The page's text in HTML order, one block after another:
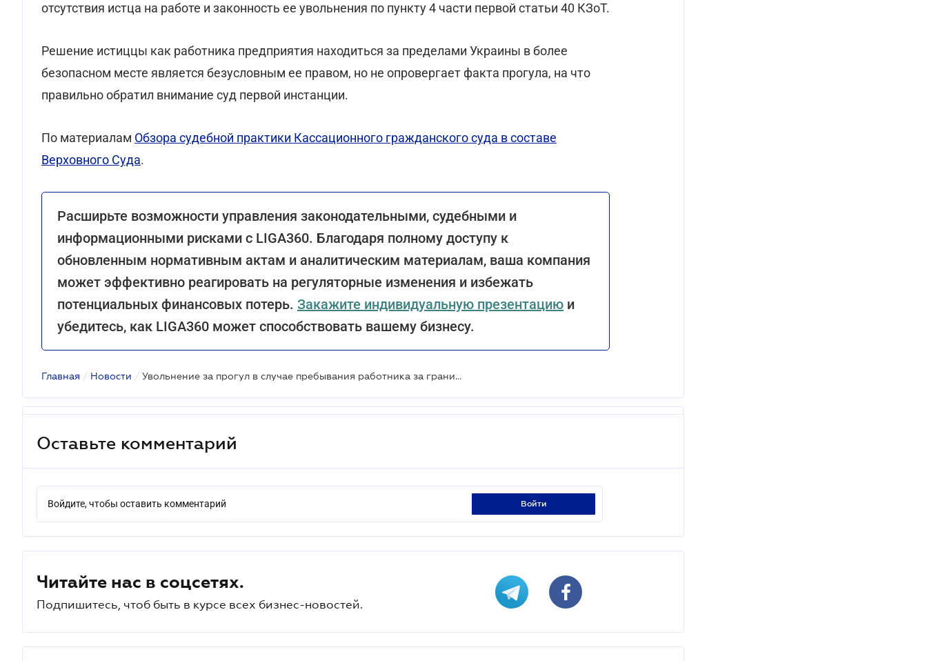
отсутствия истца на работе и законность ее увольнения по пункту 4 части первой статьи 40 КЗоТ.
Решение истиццы как работника предприятия находиться за пределами Украины в более
безопасном месте является безусловным ее правом, но не опровергает факта прогула, на что
правильно обратил внимание суд первой инстанции.
По материалам Обзора судебной практики Кассационного гражданского суда в составе
Верховного Суда.
Расширьте возможности управления законодательными, судебными и
информационными рисками с LIGA360. Благодаря полному доступу к
обновленным нормативным актам и аналитическим материалам, ваша компания
может эффективно реагировать на регуляторные изменения и избежать
потенциальных финансовых потерь. Закажите индивидуальную презентацию и
убедитесь, как LIGA360 может способствовать вашему бизнесу.
Главная / Новости / Увольнение за прогул в случае пребывания работника за границей: правовая позиция Верховного Суда
Оставьте комментарий
Войдите, чтобы оставить комментарий войти
Читайте нас в соцсетях.
Подпишитесь, чтоб быть в курсе всех бизнес-новостей.